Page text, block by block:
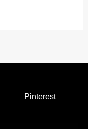
Pinterest